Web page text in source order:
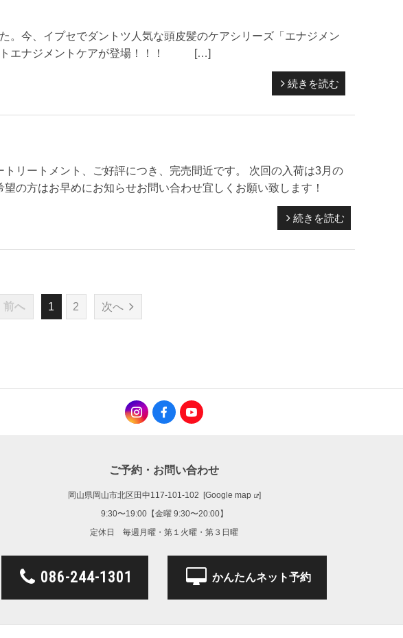
。今、イプセでダントツ人気な頭皮髪のケアシリーズ「エナジメン
トエナジメントケアが登場！！！ […]
続きを読む
リートメント、ご好評につき、完売間近です。 次回の入荷は3月の
の方はお早めにお知らせお問い合わせ宜しくお願い致します！
続きを読む
前へ 1 2 次へ
ご予約・お問い合わせ
岡山県岡山市北区田中117-101-102 [Google map
]
9:30〜19:00【金曜 9:30〜20:00】
定休日 毎週月曜・第１火曜・第３日曜
086-244-1301 かんたんネット予約